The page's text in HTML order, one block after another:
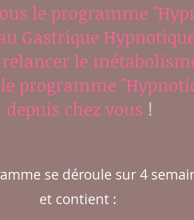
le programme
Gastrique
le
programme
depuis chez vous !
se déroule sur 4
et contient :